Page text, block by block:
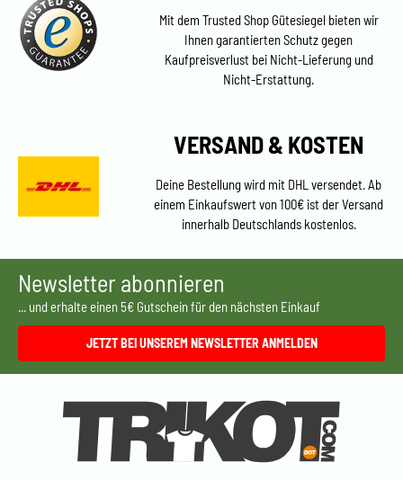
Mit dem Trusted Shop Gütesiegel bieten wir
Ihnen garantierten Schutz gegen
Kaufpreisverlust bei Nicht-Lieferung und
Nicht-Erstattung.
VERSAND & KOSTEN
Deine Bestellung wird mit DHL versendet. Ab
einem Einkaufswert von 100€ ist der Versand
innerhalb Deutschlands kostenlos.
Newsletter abonnieren
... und erhalte einen 5€ Gutschein für den nächsten Einkauf
JETZT BEI UNSEREM NEWSLETTER ANMELDEN